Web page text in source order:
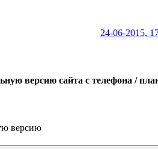
24-06-2015,
версию сайта с телефона /
версию